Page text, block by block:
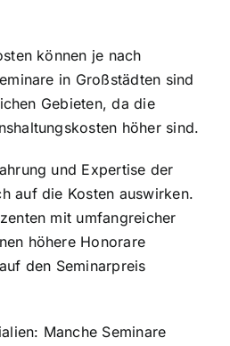
können je nach
in Großstädten sind
Gebieten, da die
höher sind.
und Expertise der
auf die Kosten auswirken.
mit umfangreicher
höhere Honorare
den Seminarpreis
Manche Seminare